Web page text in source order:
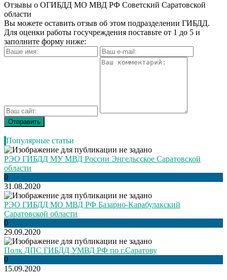
Отзывы о ОГИБДД МО МВД РФ Советский Саратовской
области
Вы можете оставить отзыв об этом подразделении ГИБДД.
Для оценки работы госучреждения поставьте от 1 до 5 и
заполните форму ниже:
Популярные статьи
РЭО ГИБДД МУ МВД России Энгельсское Саратовской
области
0
31.08.2020
РЭО ГИБДД МО МВД РФ Базарно-Карабулакский
Саратовской области
0
29.09.2020
Полк ДПС ГИБДД УМВД РФ по г.Саратову
0
15.09.2020